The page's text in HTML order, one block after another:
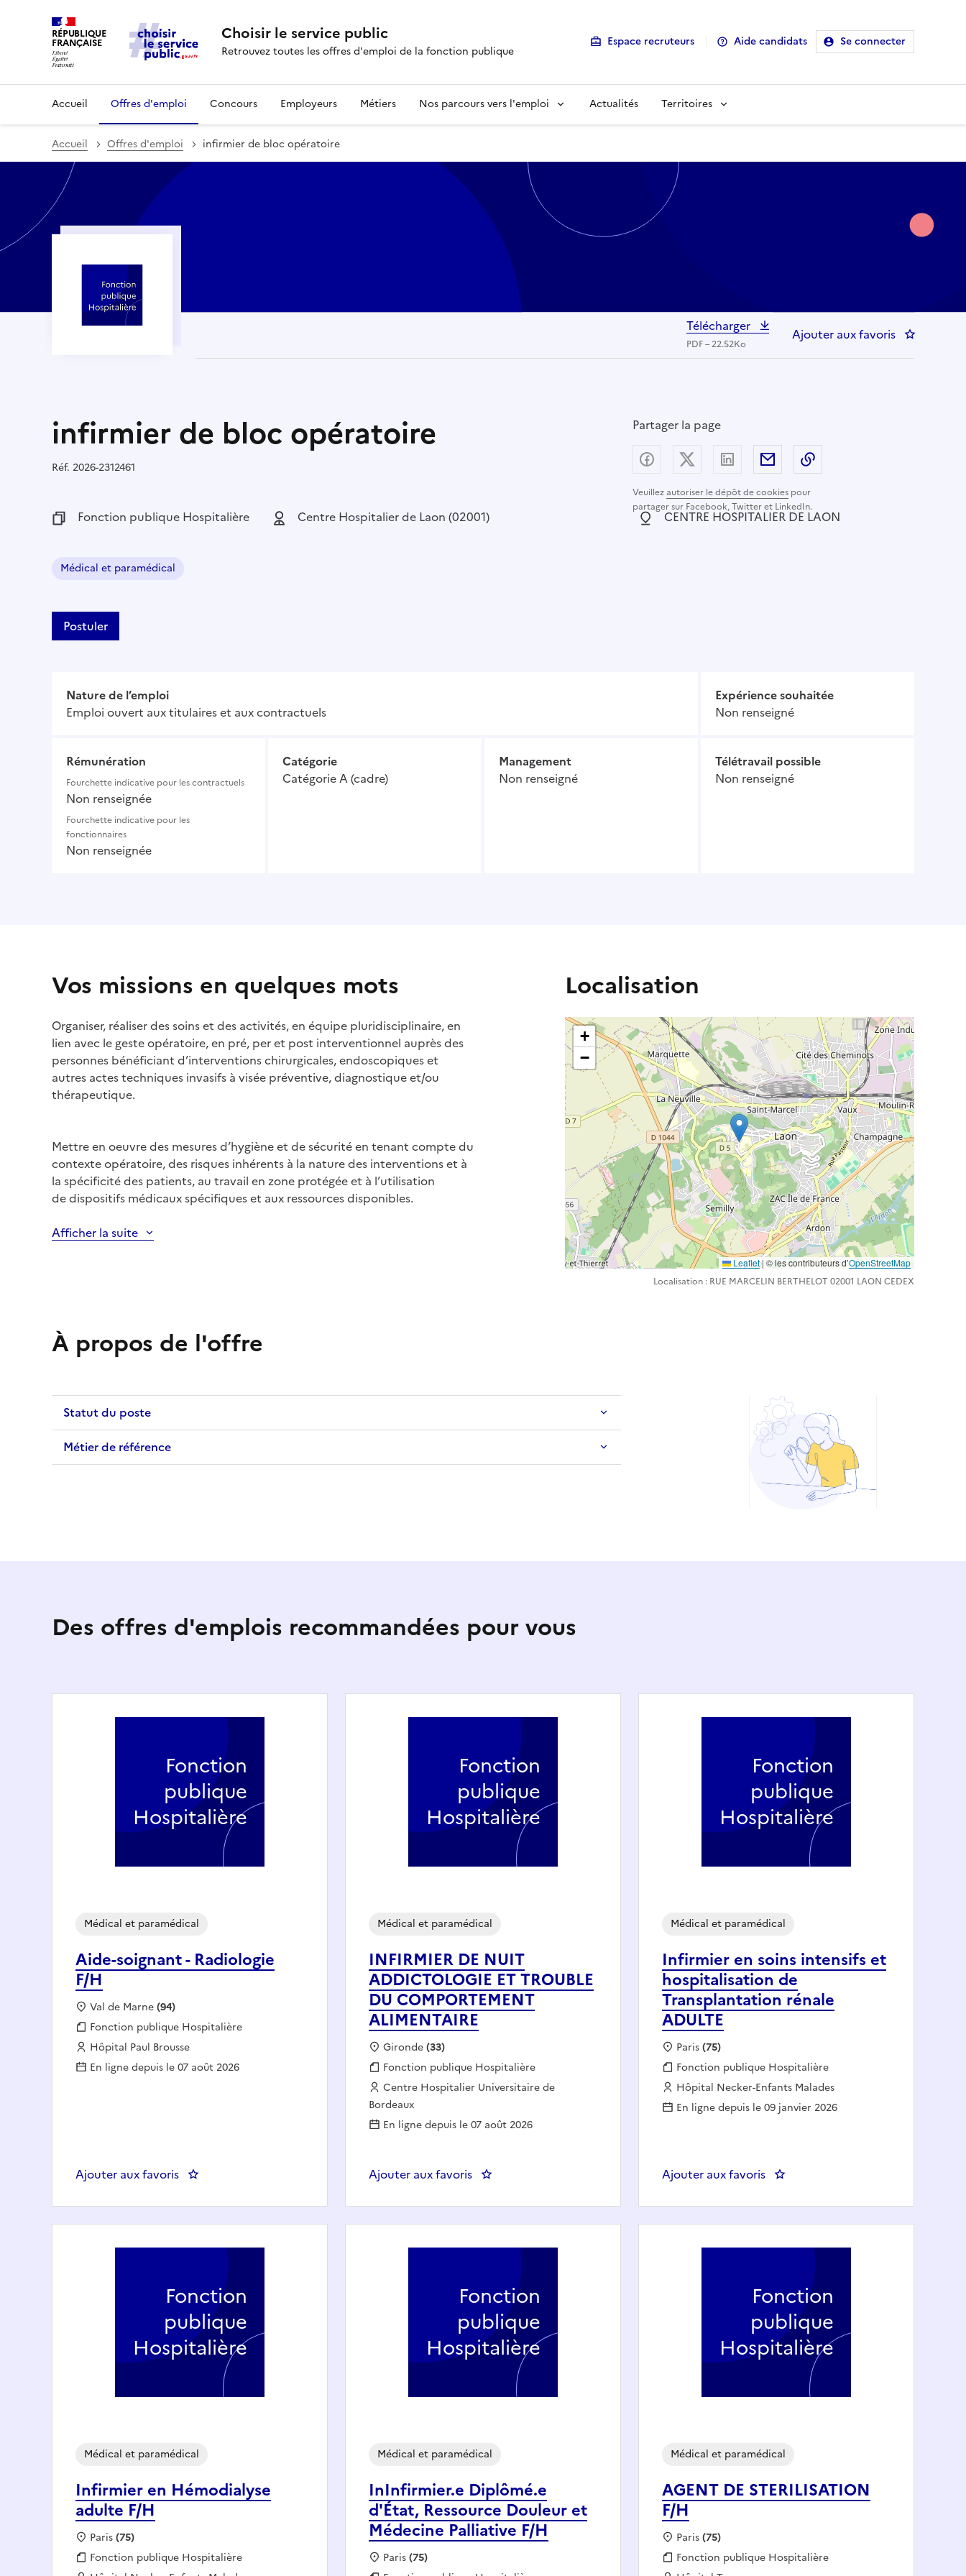
RÉPUBLIQUE
FRANÇAISE Choisir le service public
Retrouvez toutes les offres d'emploi de la fonction publique
Espace recruteurs Aide candidats Se connecter
Accueil Offres d'emploi Concours Employeurs Métiers Nos parcours vers l'emploi Actualités Territoires
Accueil Offres d'emploi infirmier de bloc opératoire
Télécharger
PDF – 22.52Ko
Ajouter aux favoris : infirmier
infirmier de bloc opératoire Partager la page
Veuillezautoriser le dépôt de cookies pour
partager sur Facebook, Twitter et LinkedIn.
Partager sur Facebook
Partager sur X (anciennement Twitter) -
Partager sur LinkedIn
Partager par email
Réf. Référence :
2026-2312461
Fonction publique :
Fonction publique Hospitalière Employeur :
Centre Hospitalier de Laon (02001) Localisation :
CENTRE HOSPITALIER DE LAON
Médical et paramédical
Postuler
Nature de l’emploi
Emploi ouvert aux titulaires et aux contractuels
Expérience souhaitée
Non renseigné
Rémunération
Fourchette indicative pour les contractuels
Non renseignée
Fourchette indicative pour les
fonctionnaires
Non renseignée
Catégorie
Catégorie A (cadre)
Management
Non renseigné
Télétravail possible
Non renseigné
Vos missions en quelques mots
Organiser, réaliser des soins et des activités, en équipe pluridisciplinaire, en
lien avec le geste opératoire, en pré, per et post interventionnel auprès des
personnes bénéficiant d’interventions chirurgicales, endoscopiques et
autres actes techniques invasifs à visée préventive, diagnostique et/ou
thérapeutique.
Mettre en oeuvre des mesures d’hygiène et de sécurité en tenant compte du
contexte opératoire, des risques inhérents à la nature des interventions et à
la spécificité des patients, au travail en zone protégée et à l’utilisation
de dispositifs médicaux spécifiques et aux ressources disponibles.
Afficher la suite
Localisation
+
−
Leaflet| ©️️ les contributeurs d’OpenStreetMap
Localisation : RUE MARCELIN BERTHELOT 02001 LAON CEDEX
À propos de l'offre
Statut du poste
Métier de référence
Des offres d'emplois recommandées pour vous
Aide-soignant - Radiologie
F/H
Médical et paramédical
Localisation :
Val de Marne(94)
Fonction publique :
Fonction publique Hospitalière
Employeur :
Hôpital Paul Brousse
En ligne depuis le 07 août 2026
Ajouter aux favoris
Fonction
publique
Hospitalière
INFIRMIER DE NUIT
ADDICTOLOGIE ET TROUBLE
DU COMPORTEMENT
ALIMENTAIRE
Médical et paramédical
Localisation :
Gironde(33)
Fonction publique :
Fonction publique Hospitalière
Employeur :
Centre Hospitalier Universitaire de
Bordeaux
En ligne depuis le 07 août 2026
Ajouter aux favoris : INFIRMIER DE NUIT ADDICTOLOGIE ET TROUBLE DU COMPORTEMENT ALIMENTAIRE
Fonction
publique
Hospitalière
Infirmier en soins intensifs et
hospitalisation de
Transplantation rénale
ADULTE
Médical et paramédical
Localisation :
Paris(75)
Fonction publique :
Fonction publique Hospitalière
Employeur :
Hôpital Necker-Enfants Malades
En ligne depuis le 09 janvier 2026
Ajouter aux favoris : Infirmier en soins intensifs et
Fonction
publique
Hospitalière
Infirmier en Hémodialyse
adulte F/H
Médical et paramédical
Localisation :
Paris(75)
Fonction publique :
Fonction publique Hospitalière
Fonction
publique
Hospitalière
InInfirmier.e Diplômé.e
d'État, Ressource Douleur et
Médecine Palliative F/H
Médical et paramédical
Localisation :
Paris(75)
Fonction
publique
Hospitalière
AGENT DE STERILISATION
F/H
Médical et paramédical
Localisation :
Paris(75)
Fonction publique :
Fonction publique Hospitalière
Fonction
publique
Hospitalière